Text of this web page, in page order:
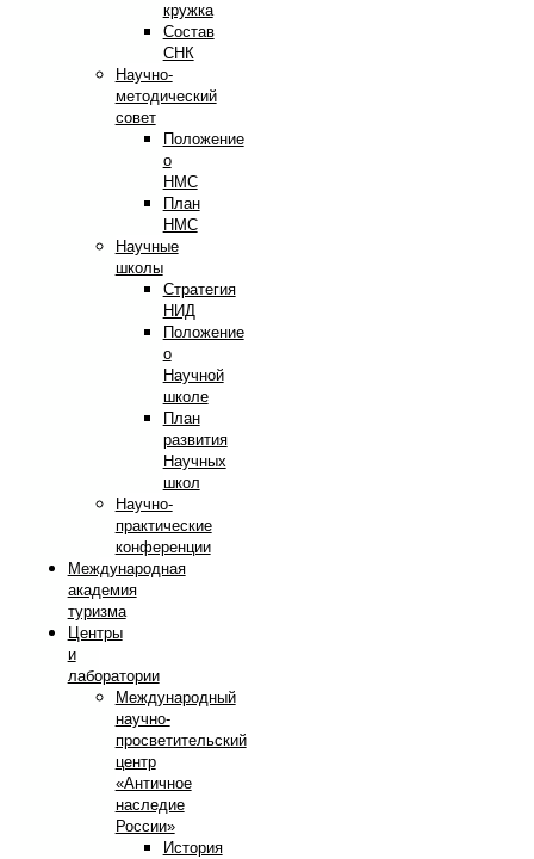
кружка
Состав
СНК
Научно-
методический
совет
Положение
о
НМС
План
НМС
Научные
школы
Стратегия
НИД
Положение
о
Научной
школе
План
развития
Научных
школ
Научно-
практические
конференции
Международная
академия
туризма
Центры
и
лаборатории
Международный
научно-
просветительский
центр
«Античное
наследие
России»
История